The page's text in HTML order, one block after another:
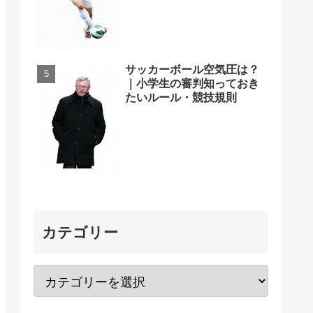
サッカーボール空気圧は？
｜小学生の審判知っておき
たいルール・競技規則
カテゴリー